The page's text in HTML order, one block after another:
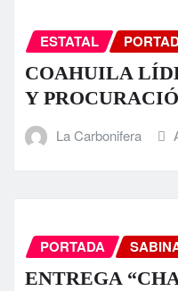
ESTATAL
COAHUILA
Y
La Carbonifera
PORTADA
ENTREGA